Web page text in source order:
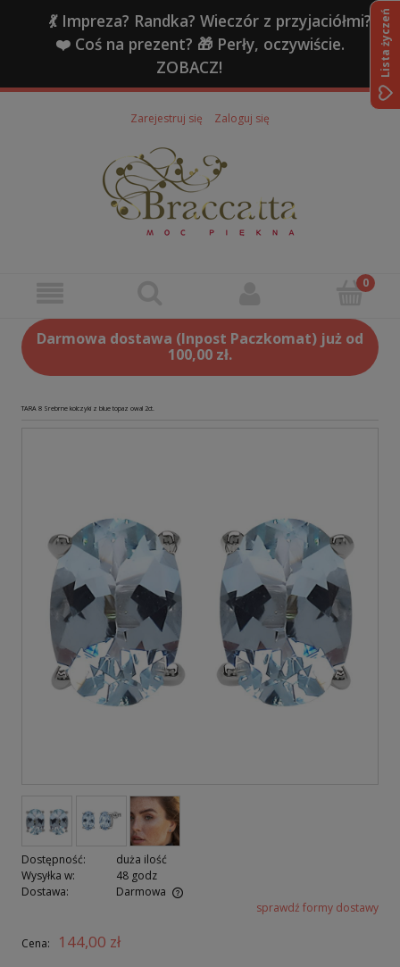
💃 Impreza? Randka? Wieczór z przyjaciółmi?
❤️ Coś na prezent? 🎁 Perły, oczywiście.
ZOBACZ!
Zarejestruj się Zaloguj się
Darmowa dostawa (Inpost Paczkomat) już od
100,00 zł.
TARA 8 Srebrne kolczyki z blue topaz owal 2ct.
Dostępność:
duża ilość
Wysyłka w:
48 godz
Dostawa:
Darmowa
Cena nie zawiera ewentualnych kosztów płatnościsprawdź formy dostawy
Cena: 144,00 zł
Lista życzeń